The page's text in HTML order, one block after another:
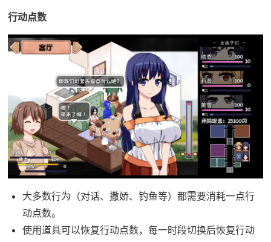
行动点数
大多数行为（对话、撒娇、钓鱼等）都需要消耗一点行
动点数。
使用道具可以恢复行动点数，每一时段切换后恢复行动